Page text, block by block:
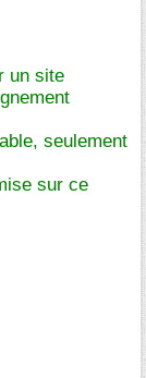
un site
seulement
sur ce